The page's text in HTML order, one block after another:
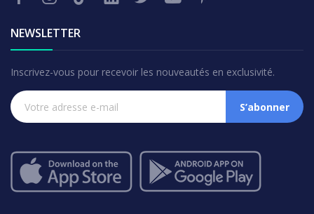
NEWSLETTER
Inscrivez-vous pour recevoir les nouveautés en exclusivité.
S’abonner